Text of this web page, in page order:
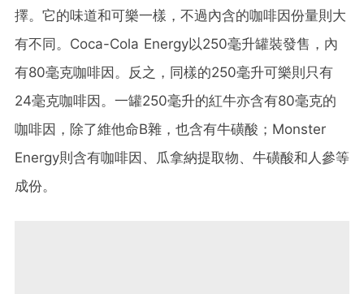
擇。它的味道和可樂一樣，不過內含的咖啡因份量則大
有不同。Coca-Cola Energy以250毫升罐裝發售，內
有80毫克咖啡因。反之，同樣的250毫升可樂則只有
24毫克咖啡因。一罐250毫升的紅牛亦含有80毫克的
咖啡因，除了維他命B雜，也含有牛磺酸；Monster
Energy則含有咖啡因、瓜拿納提取物、牛磺酸和人參等
成份。